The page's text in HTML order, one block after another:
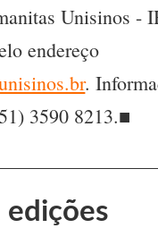
Unisinos -
endereço
.
3590 8213.■